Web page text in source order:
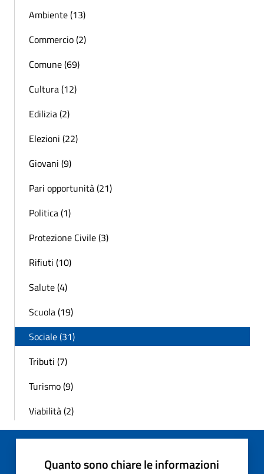
Ambiente (13)
Commercio (2)
Comune (69)
Cultura (12)
Edilizia (2)
Elezioni (22)
Giovani (9)
Pari opportunità (21)
Politica (1)
Protezione Civile (3)
Rifiuti (10)
Salute (4)
Scuola (19)
Sociale (31)
Tributi (7)
Turismo (9)
Viabilità (2)
Quanto sono chiare le informazioni